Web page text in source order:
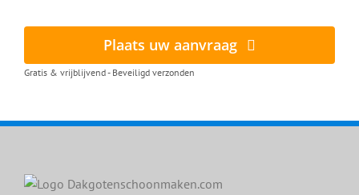
Plaats uw aanvraag
Gratis & vrijblijvend - Beveiligd verzonden